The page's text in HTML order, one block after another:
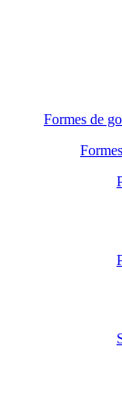
Formes de